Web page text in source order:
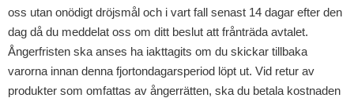
oss utan onödigt dröjsmål och i vart fall senast 14 dagar efter den
dag då du meddelat oss om ditt beslut att frånträda avtalet.
Ångerfristen ska anses ha iakttagits om du skickar tillbaka
varorna innan denna fjortondagarsperiod löpt ut. Vid retur av
produkter som omfattas av ångerrätten, ska du betala kostnaden